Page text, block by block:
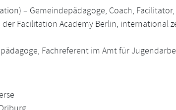
– Gemeindepädagoge, Coach,
Facilitation Academy Berlin, international
Fachreferent im Amt für